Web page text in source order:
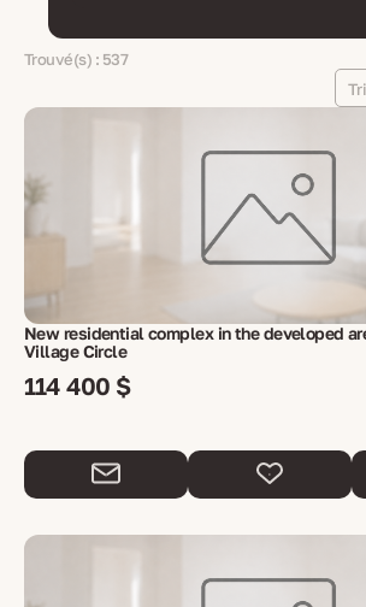
Trouvé(s) : 537
Tri
New residential complex in the developed
Village Circle
114 400 $